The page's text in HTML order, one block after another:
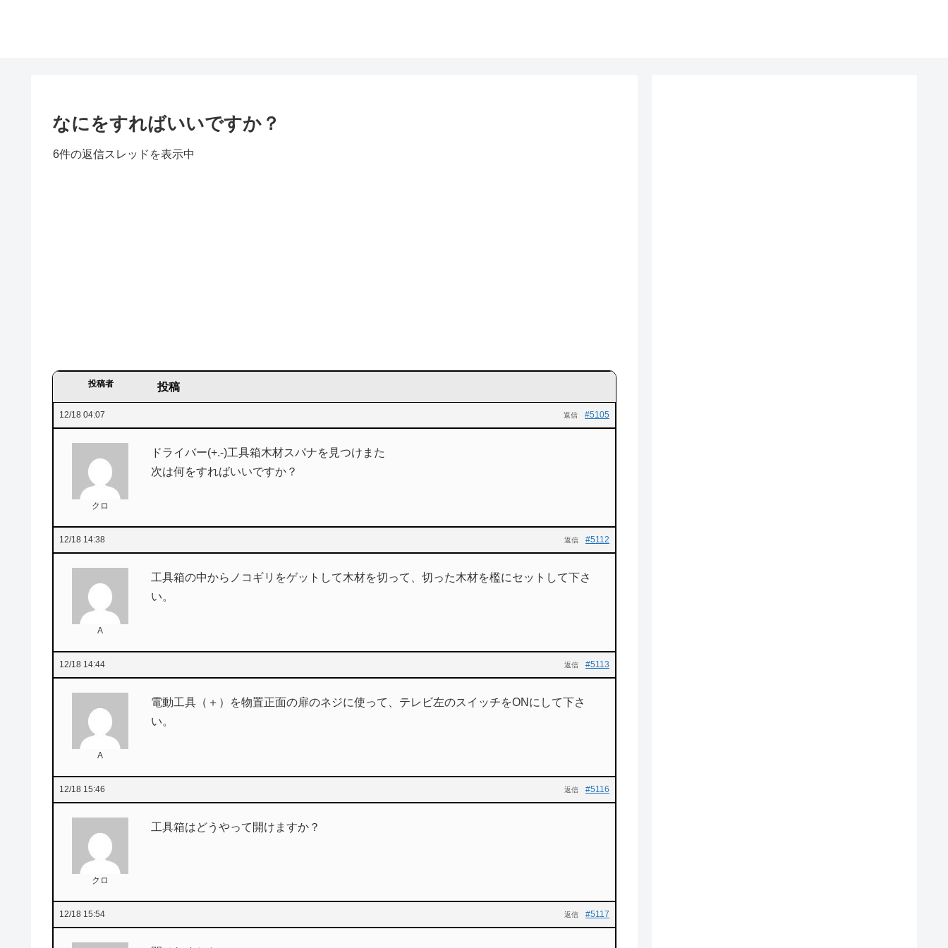
なにをすればいいですか？
6件の返信スレッドを表示中
投稿者 投稿
12/18 04:07 #5105
返信
クロ
ドライバー(+.-)工具箱木材スパナを見つけまた
次は何をすればいいですか？
12/18 14:38 #5112
返信
A
工具箱の中からノコギリをゲットして木材を切って、切った木材を檻にセットして下さ
い。
12/18 14:44 #5113
返信
A
電動工具（＋）を物置正面の扉のネジに使って、テレビ左のスイッチをONにして下さ
い。
12/18 15:46 #5116
返信
クロ
工具箱はどうやって開けますか？
12/18 15:54 #5117
返信